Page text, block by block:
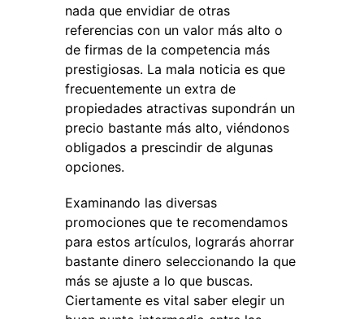
nada que envidiar de otras
referencias con un valor más alto o
de firmas de la competencia más
prestigiosas. La mala noticia es que
frecuentemente un extra de
propiedades atractivas supondrán un
precio bastante más alto, viéndonos
obligados a prescindir de algunas
opciones.
Examinando las diversas
promociones que te recomendamos
para estos artículos, lograrás ahorrar
bastante dinero seleccionando la que
más se ajuste a lo que buscas.
Ciertamente es vital saber elegir un